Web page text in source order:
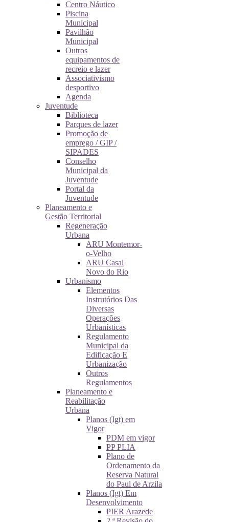
Centro Náutico
Piscina
Municipal
Pavilhão
Municipal
Outros
equipamentos de
recreio e lazer
Associativismo
desportivo
Agenda
Juventude
Biblioteca
Parques de lazer
Promoção de
emprego / GIP /
SIPADES
Conselho
Municipal da
Juventude
Portal da
Juventude
Planeamento e
Gestão Territorial
Regeneração
Urbana
ARU Montemor-
o-Velho
ARU Casal
Novo do Rio
Urbanismo
Elementos
Instrutórios Das
Diversas
Operações
Urbanísticas
Regulamento
Municipal da
Edificação E
Urbanização
Outros
Regulamentos
Planeamento e
Reabilitação
Urbana
Planos (Igt) em
Vigor
PDM em vigor
PP PLIA
Plano de
Ordenamento da
Reserva Natural
do Paul de Arzila
Planos (Igt) Em
Desenvolvimento
PIER Arazede